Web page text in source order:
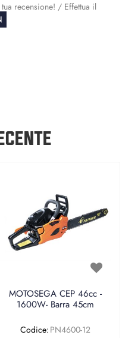
recensione! / Effettua il
MOTOSEGA CEP 46cc -
1600W- Barra 45cm
Codice: PN4600-12